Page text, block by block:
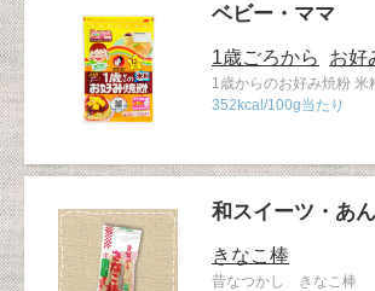
ベビー・ママ
1歳ごろから お好
1歳からのお好み焼粉 米
352kcal/100g当たり
和スイーツ・あん
きなこ棒
昔なつかし きなこ棒